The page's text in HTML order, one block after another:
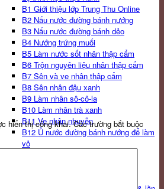
B1 Giới thiệu lớp Trung Thu Online
B2 Nấu nước đường bánh nướng
B3 Nấu nước đường bánh dẻo
B4 Nướng trứng muối
B5 Làm nước sốt nhân thập cẩm
B6 Trộn nguyên liệu nhân thập cẩm
B7 Sên và ve nhân thập cẩm
B8 Sên nhân đậu xanh
B9 Làm nhân sô-cô-la
B10 Làm nhân trà xanh
B11 Ve nhân nhuyễn
B12 Ủ nước đường bánh nướng để làm
vỏ
hiển thị công khai. Các trường bắt buộc